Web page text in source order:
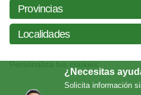
¿Necesitas
Solicita información